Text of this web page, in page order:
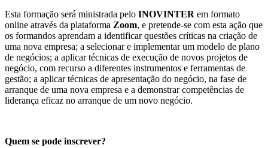
Esta formação será ministrada pelo INOVINTER em formato
online através da plataforma Zoom, e pretende-se com esta ação que
os formandos aprendam a identificar questões críticas na criação de
uma nova empresa; a selecionar e implementar um modelo de plano
de negócios; a aplicar técnicas de execução de novos projetos de
negócio, com recurso a diferentes instrumentos e ferramentas de
gestão; a aplicar técnicas de apresentação do negócio, na fase de
arranque de uma nova empresa e a demonstrar competências de
liderança eficaz no arranque de um novo negócio.
Quem se pode inscrever?